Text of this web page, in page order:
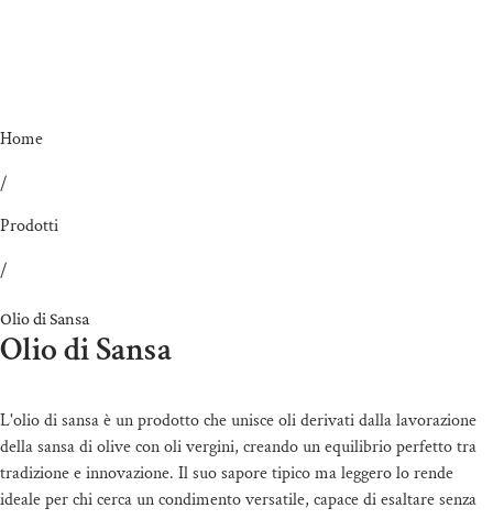
Home
/
Prodotti
/
Olio di Sansa
Olio di Sansa
L'olio di sansa è un prodotto che unisce oli derivati dalla lavorazione
della sansa di olive con oli vergini, creando un equilibrio perfetto tra
tradizione e innovazione. Il suo sapore tipico ma leggero lo rende
ideale per chi cerca un condimento versatile, capace di esaltare senza